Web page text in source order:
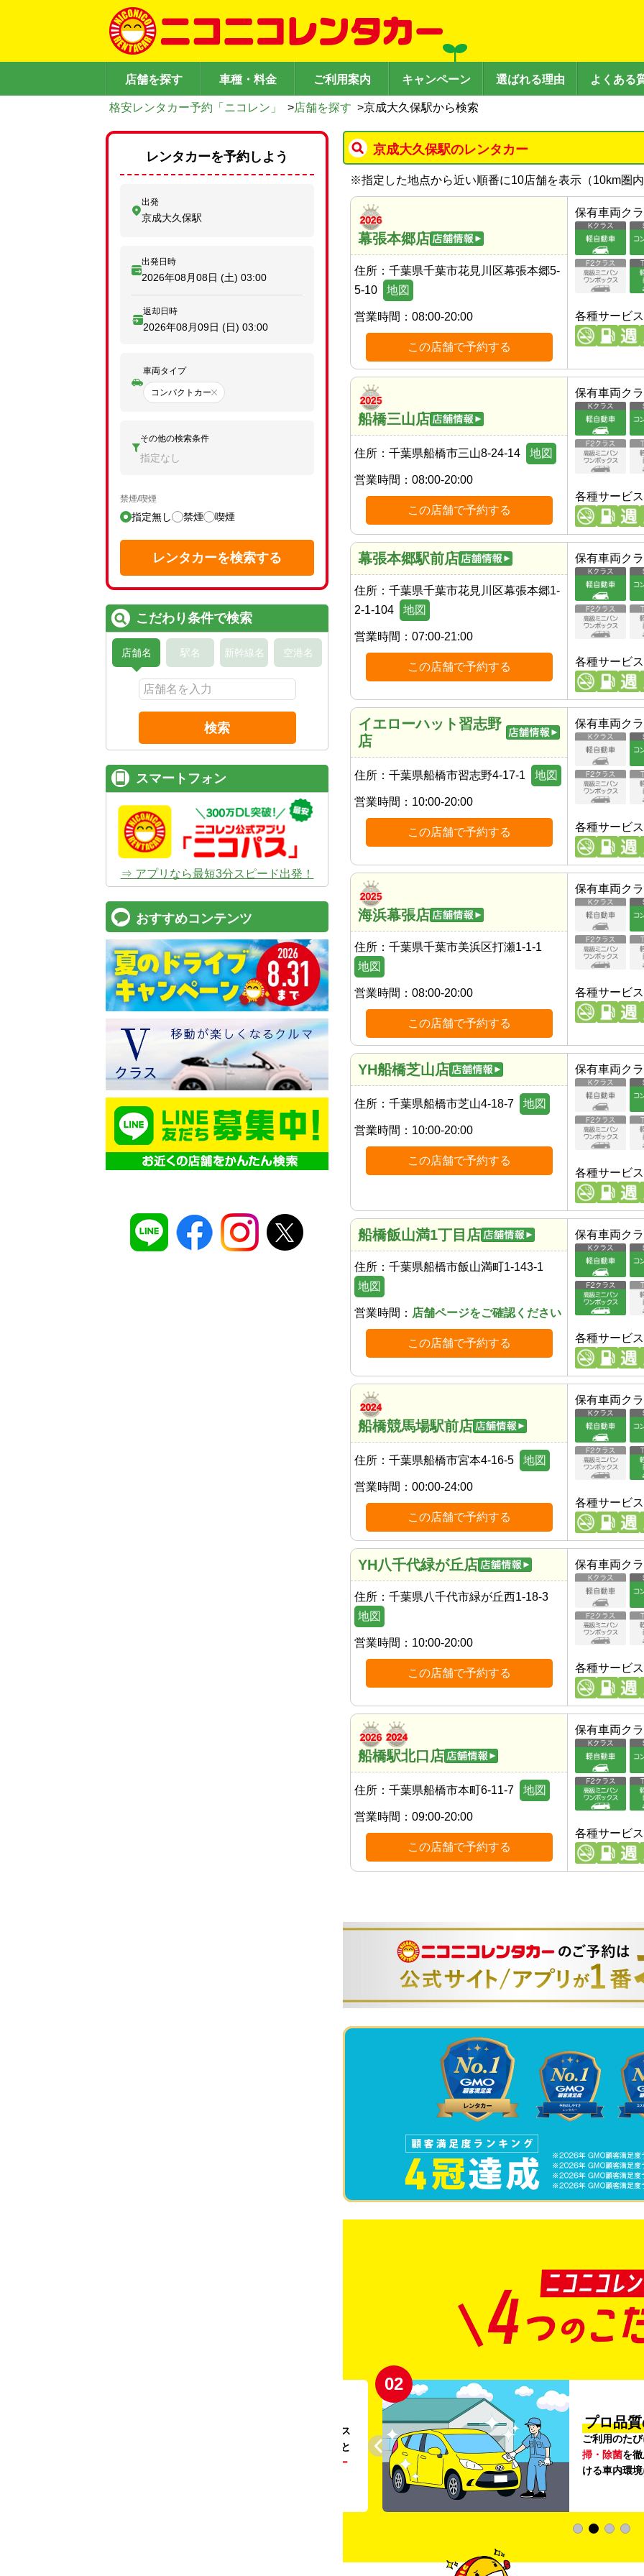
店舗を探す 車種・料金 ご利用案内 キャンペーン 選ばれる理由 よくある
格安レンタカー予約「ニコレン」 >店舗を探す >京成大久保駅から検索
京成大久保駅のレンタカー
※指定した地点から近い順番に10店舗を表示（10km圏
幕張本郷店
住所： 千葉県千葉市花見川区幕張本郷5-
5-10
地図
営業時間： 08:00-20:00
この店舗で予約する
保有車両ク
各種サービス
船橋三山店
住所： 千葉県船橋市三山8-24-14 地図
営業時間： 08:00-20:00
この店舗で予約する
保有車両ク
各種サービス
幕張本郷駅前店
住所： 千葉県千葉市花見川区幕張本郷1-
2-1-104
地図
営業時間： 07:00-21:00
この店舗で予約する
保有車両ク
各種サービス
イエローハット習志野
店
住所： 千葉県船橋市習志野4-17-1 地図
営業時間： 10:00-20:00
この店舗で予約する
保有車両ク
各種サービス
海浜幕張店
住所： 千葉県千葉市美浜区打瀬1-1-1
地図
営業時間： 08:00-20:00
この店舗で予約する
保有車両ク
各種サービス
YH船橋芝山店
住所： 千葉県船橋市芝山4-18-7 地図
営業時間： 10:00-20:00
この店舗で予約する
保有車両ク
各種サービス
船橋飯山満1丁目店
住所： 千葉県船橋市飯山満町1-143-1
地図
営業時間： 店舗ページをご確認ください
この店舗で予約する
保有車両ク
各種サービス
船橋競馬場駅前店
住所： 千葉県船橋市宮本4-16-5 地図
営業時間： 00:00-24:00
この店舗で予約する
保有車両ク
各種サービス
YH八千代緑が丘店
住所： 千葉県八千代市緑が丘西1-18-3
地図
営業時間： 10:00-20:00
この店舗で予約する
保有車両ク
各種サービス
船橋駅北口店
住所： 千葉県船橋市本町6-11-7 地図
営業時間： 09:00-20:00
この店舗で予約する
保有車両ク
各種サービス
。ガソリンス
タンドや整備工場の既存インフラを活用すること
リー
02
プロ品
ご利用のた
掃・除菌を
ける車内環
レンタカーを予約しよう
出発
京成大久保駅
出発日時
2026年08月08日 (土) 03:00
返却日時
2026年08月09日 (日) 03:00
車両タイプ
コンパクトカー
その他の検索条件
指定なし
禁煙/喫煙
指定無し 禁煙 喫煙
レンタカーを検索する
こだわり条件で検索
店舗名 駅名 新幹線名 空港名
検索
スマートフォン
⇒ アプリなら最短3分スピード出発！
おすすめコンテンツ